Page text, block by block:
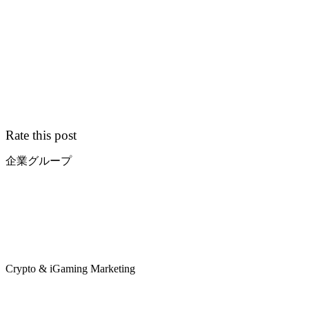
Rate this post
企業グループ
Crypto & iGaming Marketing